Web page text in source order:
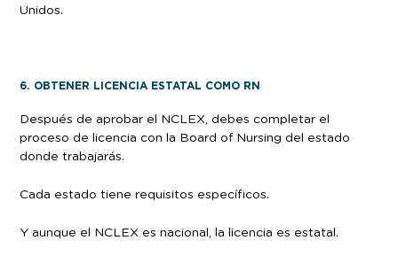
Unidos.
6. OBTENER LICENCIA ESTATAL COMO RN
Después de aprobar el NCLEX, debes completar el
proceso de licencia con la Board of Nursing del estado
donde trabajarás.
Cada estado tiene requisitos específicos.
Y aunque el NCLEX es nacional, la licencia es estatal.